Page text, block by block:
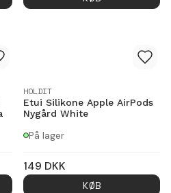
HOLDIT
Etui Silikone Apple AirPods
Nygård White
På lager
149 DKK
KØB